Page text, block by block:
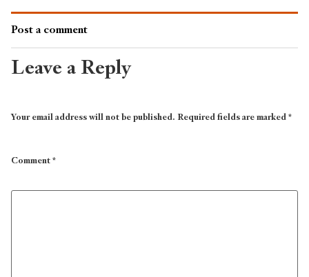
Post a comment
Leave a Reply
Your email address will not be published.Required fields are marked*
Comment*